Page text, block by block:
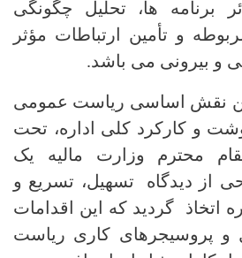
برنامه ها، تحلیل چگونگی
و تأمین ارتباطات مؤثر
و بیرونی می باشد.
نقش اساسی ریاست عمومی
و کارکرد کلی اداره، تحت
محترم وزارت مالیه یک
از دیدگاه تسهیل، تسریع و
اتخاذ گردید که این اقدامات
و پروسیجرهای کاری ریاست